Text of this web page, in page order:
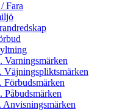
Fara
Varningsmärken
Väjningspliktsmärken
Förbudsmärken
Påbudsmärken
Anvisningsmärken